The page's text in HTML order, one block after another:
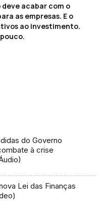
acabar com o
as empresas. E o
ao investimento.
do Governo
à crise
Lei das Finanças